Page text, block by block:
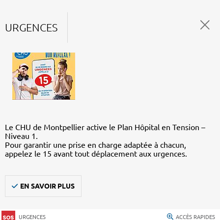
URGENCES
Le CHU de Montpellier active le Plan Hôpital en Tension –
Niveau 1.
Pour garantir une prise en charge adaptée à chacun,
appelez le 15 avant tout déplacement aux urgences.
EN SAVOIR PLUS
URGENCES ACCÈS RAPIDES